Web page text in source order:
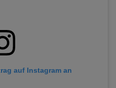
auf Instagram an